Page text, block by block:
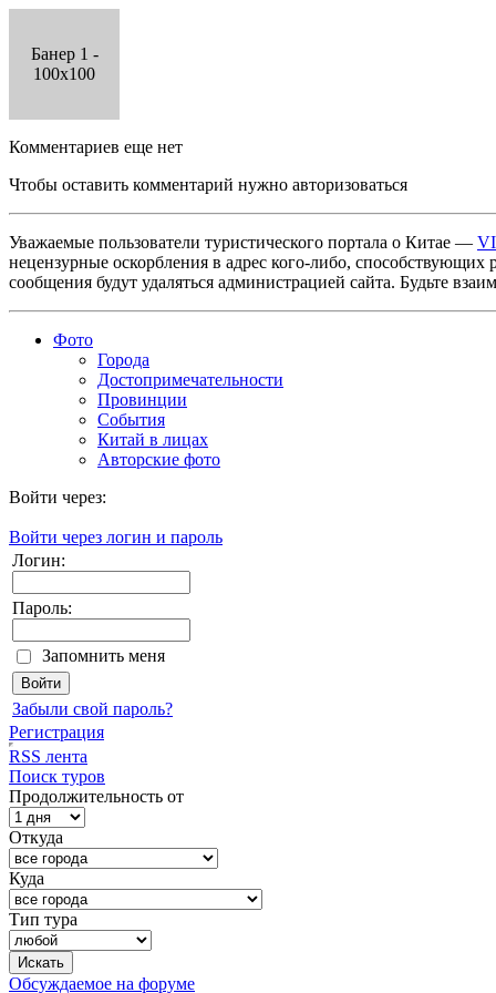
Банер 1 -
100x100
Комментариев еще нет
Чтобы оставить комментарий нужно авторизоваться
Уважаемые пользователи туристического портала о Китае —
нецензурные оскорбления в адрес кого-либо,
сообщения будут удаляться администрацией сайта. Будьте
Фото
Города
Достопримечательности
Провинции
События
Китай в лицах
Авторские фото
Войти через:
Войти через логин и пароль
Логин:
Пароль:
Запомнить меня
Забыли свой пароль?
Регистрация
RSS лента
Поиск туров
Продолжительность от
Откуда
Куда
Тип тура
Обсуждаемое на форуме